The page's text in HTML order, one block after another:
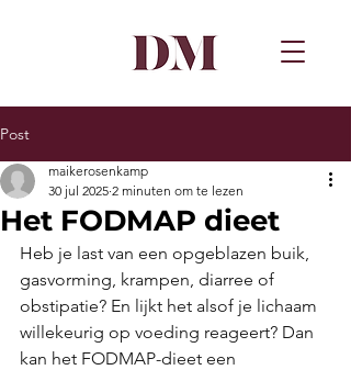
Post
Het FODMAP dieet
maikerosenkamp
30 jul 2025 2 minuten om te lezen
Heb je last van een opgeblazen buik,
gasvorming, krampen, diarree of
obstipatie? En lijkt het alsof je lichaam
willekeurig op voeding reageert? Dan
kan het FODMAP-dieet een